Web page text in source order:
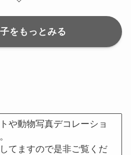
をもっとみる
や動物写真デコレーショ
てますので是非ご覧くだ